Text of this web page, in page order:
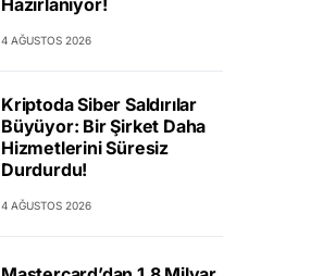
4 AĞUSTOS 2026
Kriptoda Siber Saldırılar
Büyüyor: Bir Şirket Daha
Hizmetlerini Süresiz
Durdurdu!
4 AĞUSTOS 2026